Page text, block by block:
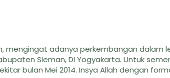
mengingat adanya perkembangan dalam
Sleman, DI Yogyakarta. Untuk
bulan Mei 2014. Insya Allah dengan